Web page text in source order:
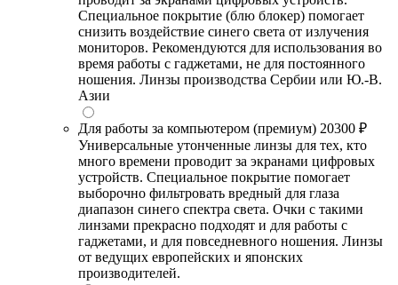
Специальное покрытие (блю блокер) помогает
снизить воздействие синего света от излучения
мониторов. Рекомендуются для использования во
время работы с гаджетами, не для постоянного
ношения. Линзы производства Сербии или Ю.-В.
Азии
Для работы за компьютером (премиум) 20300 ₽
Универсальные утонченные линзы для тех, кто
много времени проводит за экранами цифровых
устройств. Специальное покрытие помогает
выборочно фильтровать вредный для глаза
диапазон синего спектра света. Очки с такими
линзами прекрасно подходят и для работы с
гаджетами, и для повседневного ношения. Линзы
от ведущих европейских и японских
производителей.